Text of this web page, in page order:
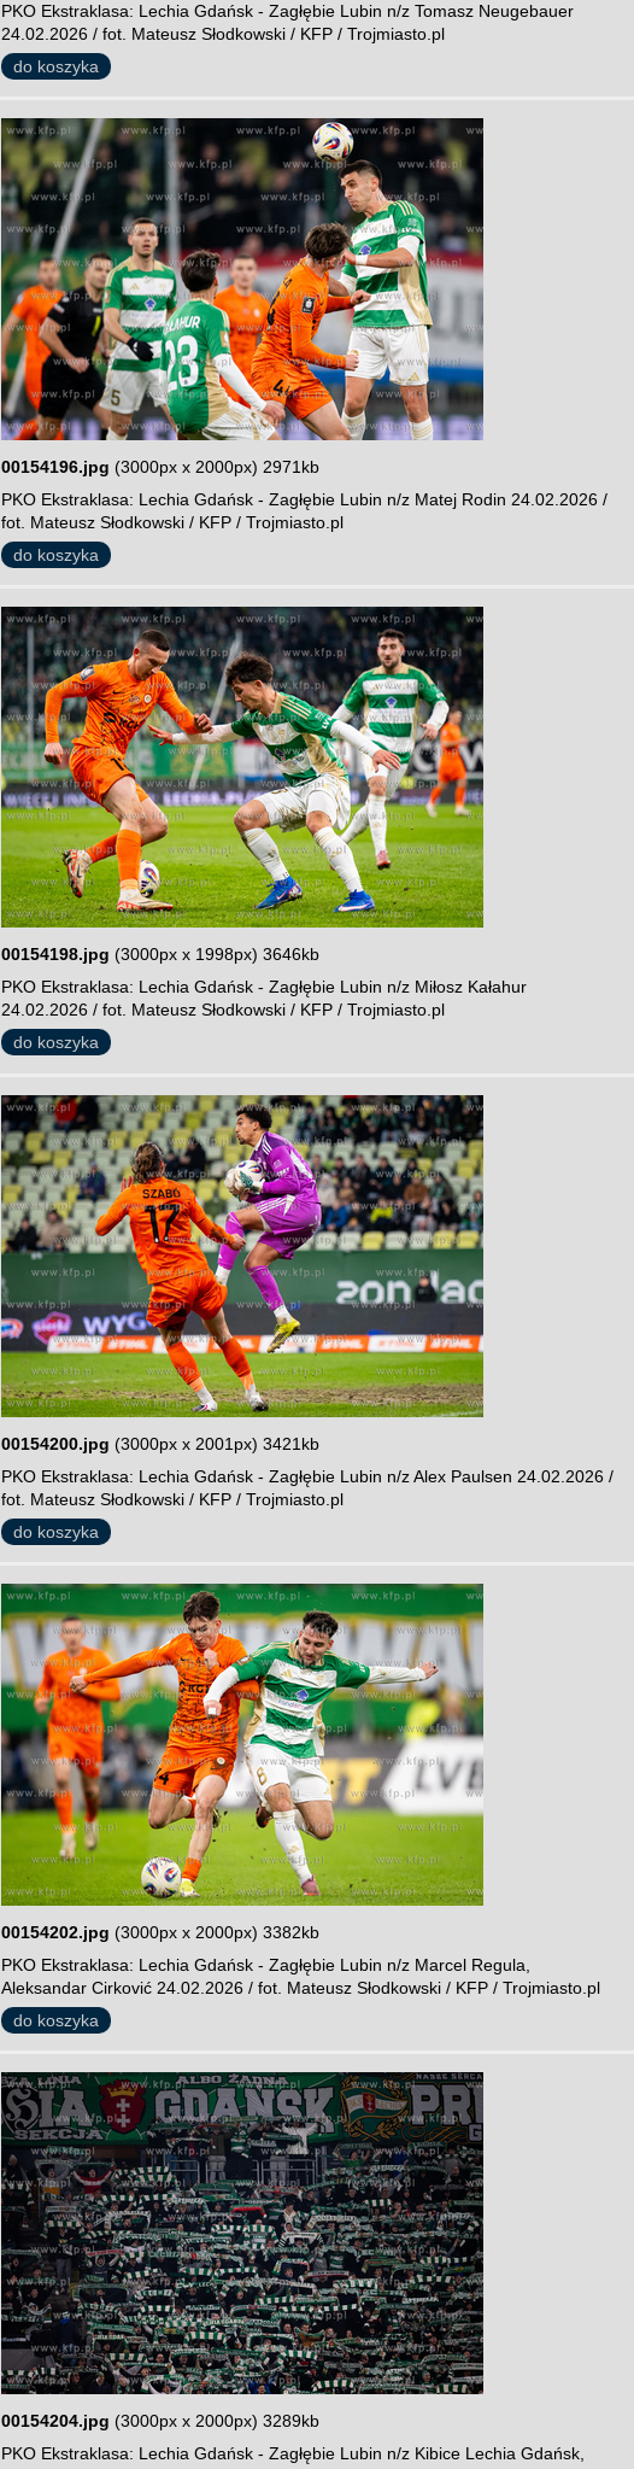
PKO Ekstraklasa: Lechia Gdańsk - Zagłębie Lubin n/z Tomasz Neugebauer
24.02.2026 / fot. Mateusz Słodkowski / KFP / Trojmiasto.pl
do koszyka
00154196.jpg (3000px x 2000px) 2971kb
PKO Ekstraklasa: Lechia Gdańsk - Zagłębie Lubin n/z Matej Rodin 24.02.2026 /
fot. Mateusz Słodkowski / KFP / Trojmiasto.pl
do koszyka
00154198.jpg (3000px x 1998px) 3646kb
PKO Ekstraklasa: Lechia Gdańsk - Zagłębie Lubin n/z Miłosz Kałahur
24.02.2026 / fot. Mateusz Słodkowski / KFP / Trojmiasto.pl
do koszyka
00154200.jpg (3000px x 2001px) 3421kb
PKO Ekstraklasa: Lechia Gdańsk - Zagłębie Lubin n/z Alex Paulsen 24.02.2026 /
fot. Mateusz Słodkowski / KFP / Trojmiasto.pl
do koszyka
00154202.jpg (3000px x 2000px) 3382kb
PKO Ekstraklasa: Lechia Gdańsk - Zagłębie Lubin n/z Marcel Regula,
Aleksandar Cirković 24.02.2026 / fot. Mateusz Słodkowski / KFP / Trojmiasto.pl
do koszyka
00154204.jpg (3000px x 2000px) 3289kb
PKO Ekstraklasa: Lechia Gdańsk - Zagłębie Lubin n/z Kibice Lechia Gdańsk,